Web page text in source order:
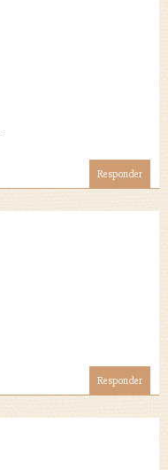
Responder
Responder